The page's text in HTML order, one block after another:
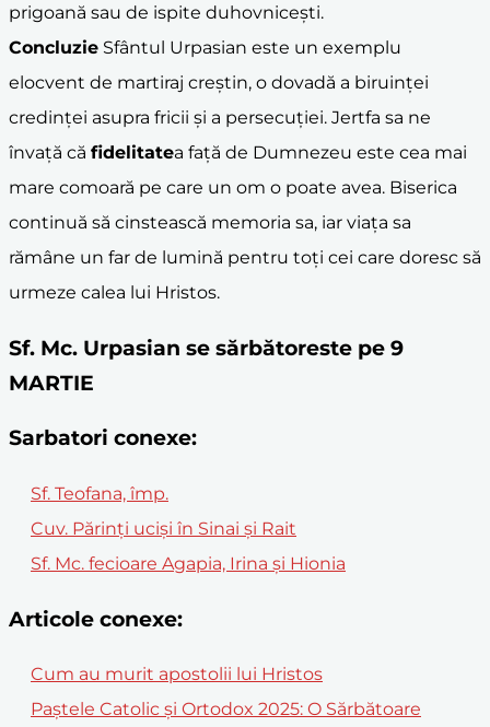
prigoană sau de ispite duhovnicești.
Concluzie Sfântul Urpasian este un exemplu
elocvent de martiraj creștin, o dovadă a biruinței
credinței asupra fricii și a persecuției. Jertfa sa ne
învață că fidelitatea față de Dumnezeu este cea mai
mare comoară pe care un om o poate avea. Biserica
continuă să cinstească memoria sa, iar viața sa
rămâne un far de lumină pentru toți cei care doresc să
urmeze calea lui Hristos.
Sf. Mc. Urpasian se sărbătoreste pe 9
MARTIE
Sarbatori conexe:
Sf. Teofana, împ.
Cuv. Părinţi ucişi în Sinai şi Rait
Sf. Mc. fecioare Agapia, Irina şi Hionia
Articole conexe:
Cum au murit apostolii lui Hristos
Paștele Catolic și Ortodox 2025: O Sărbătoare